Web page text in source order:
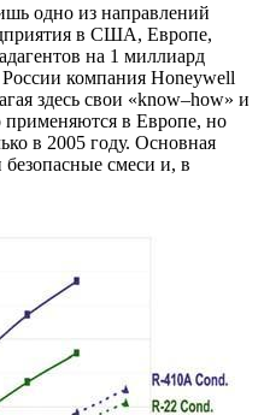
одно из направлений
в США, Европе,
на 1 миллиард
компания Honeywell
здесь свои «know–how» и
применяются в Европе, но
в 2005 году. Основная
безопасные смеси и, в